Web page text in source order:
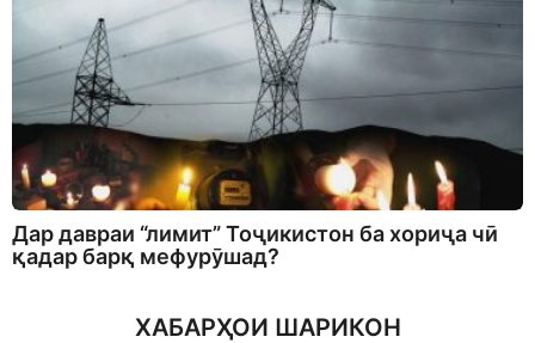
Дар давраи “лимит” Тоҷикистон ба хориҷа чӣ
қадар барқ мефурӯшад?
ХАБАРҲОИ ШАРИКОН